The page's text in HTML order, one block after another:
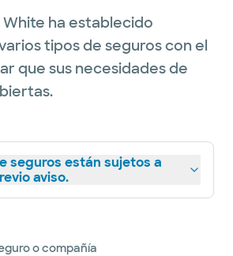
ha establecido
tipos de seguros con el
que sus necesidades de
seguros están sujetos a
aviso.
o compañía